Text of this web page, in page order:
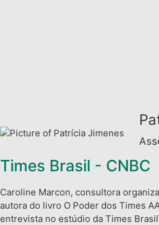
Times Brasil - CNBC
Caroline Marcon, consultora
autora do livro O Poder dos Times
entrevista no estúdio da Times